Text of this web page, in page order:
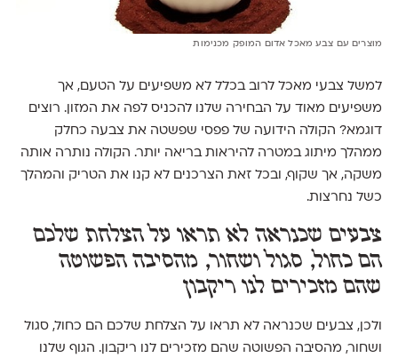
מוצרים עם צבע מאכל אדום המופק מכנימות
למשל צבעי מאכל לרוב בכלל לא משפיעים על הטעם, אך
משפיעים מאוד על הבחירה שלנו להכניס לפה את המזון. רוצים
דוגמא? הקולה הידועה של פפסי שפשטה את צבעה כחלק
ממהלך מיתוג במטרה להיראות בריאה יותר. הקולה נותרה אותה
משקה, אך שקוף, ובכל זאת הצרכנים לא קנו את הטריק והמהלך
כשל נחרצות.
צבעים שכנראה לא תראו על הצלחת שלכם
הם כחול, סגול ושחור, מהסיבה הפשוטה
שהם מזכירים לנו ריקבון
ולכן, צבעים שכנראה לא תראו על הצלחת שלכם הם כחול, סגול
ושחור, מהסיבה הפשוטה שהם מזכירים לנו ריקבון. הגוף שלנו